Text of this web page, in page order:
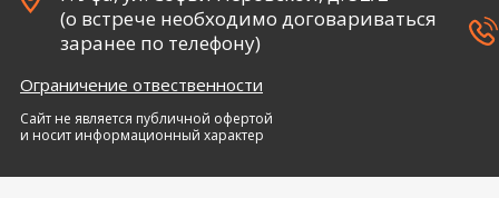
(о встрече необходимо договариваться
заранее по телефону)
Ограничение отвественности
Сайт не является публичной офертой
и носит информационный характер